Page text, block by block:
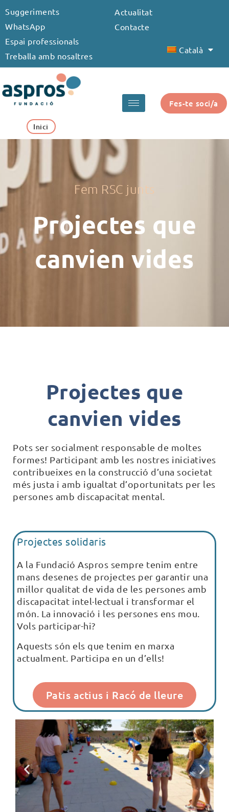
al
contingut
Suggeriments
WhatsApp
Espai professionals
Treballa amb nosaltres
Actualitat
Contacte
Català
Inici
Fes-te soci/a
Fem RSC junts
Projectes que
canvien vides
Projectes que
canvien vides
Pots ser socialment responsable de moltes
formes! Participant amb les nostres iniciatives
contribueixes en la construcció d’una societat
més justa i amb igualtat d’oportunitats per les
persones amb discapacitat mental.
Projectes solidaris
A la Fundació Aspros sempre tenim entre
mans desenes de projectes per garantir una
millor qualitat de vida de les persones amb
discapacitat intel·lectual i transformar el
món. La innovació i les persones ens mou.
Vols participar-hi?
Aquests són els que tenim en marxa
actualment. Participa en un d’ells!
Patis actius i Racó de lleure